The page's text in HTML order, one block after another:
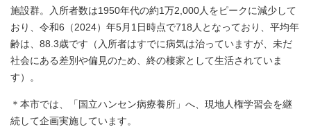
施設群。入所者数は1950年代の約1万2,000人をピークに減少して
おり、令和6（2024）年5月1日時点で718人となっており、平均年
齢は、88.3歳です（入所者はすでに病気は治っていますが、未だ
社会にある差別や偏見のため、終の棲家として生活されていま
す）。
＊本市では、「国立ハンセン病療養所」へ、現地人権学習会を継
続して企画実施しています。